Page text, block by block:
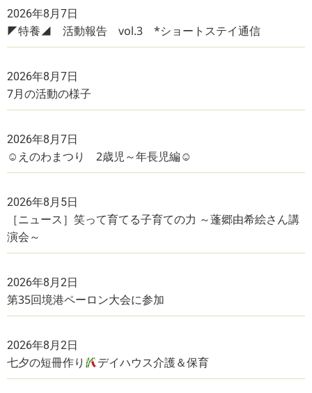
2026年8月7日
◤特養◢ 活動報告 vol.3 *ショートステイ通信
2026年8月7日
7月の活動の様子
2026年8月7日
☺えのわまつり 2歳児～年長児編☺
2026年8月5日
［ニュース］笑って育てる子育ての力 ～蓬郷由希絵さん講
演会～
2026年8月2日
第35回境港ペーロン大会に参加
2026年8月2日
七夕の短冊作り デイハウス介護＆保育